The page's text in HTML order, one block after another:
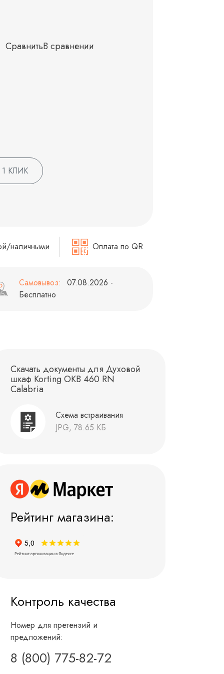
СравнитьВ сравнении
КЛИК
наличными Оплата по QR
Самовывоз:
07.08.2026 -
Бесплатно
Скачать документы для Духовой
шкаф Korting OKB 460 RN
Calabria
Схема встраивания
JPG, 78.65 КБ
Рейтинг магазина:
Контроль качества
Номер для претензий и
предложений:
8 (800) 775-82-72